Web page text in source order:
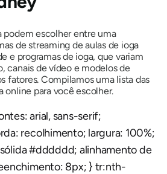
podem escolher entre uma
de streaming de aulas de ioga
e programas de ioga, que variam
canais de vídeo e modelos de
fatores. Compilamos uma lista das
online para você escolher.
arial, sans-serif;
recolhimento; largura: 100%;
#dddddd; alinhamento de
8px; } tr:nth-